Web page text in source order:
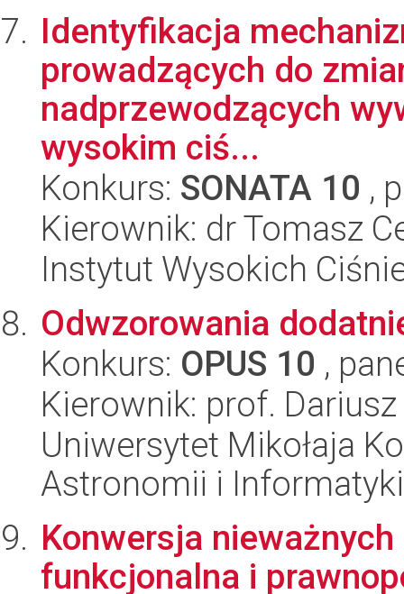
Identyfikacja
prowadzących do
nadprzewodzących
wysokim ciś...
Konkurs: SONATA 10 ,
Kierownik: dr Tomasz
Instytut Wysokich
Odwzorowania
Konkurs: OPUS 10 ,
Kierownik: prof.
Uniwersytet Mikołaja
Astronomii i
Konwersja
funkcjonalna i